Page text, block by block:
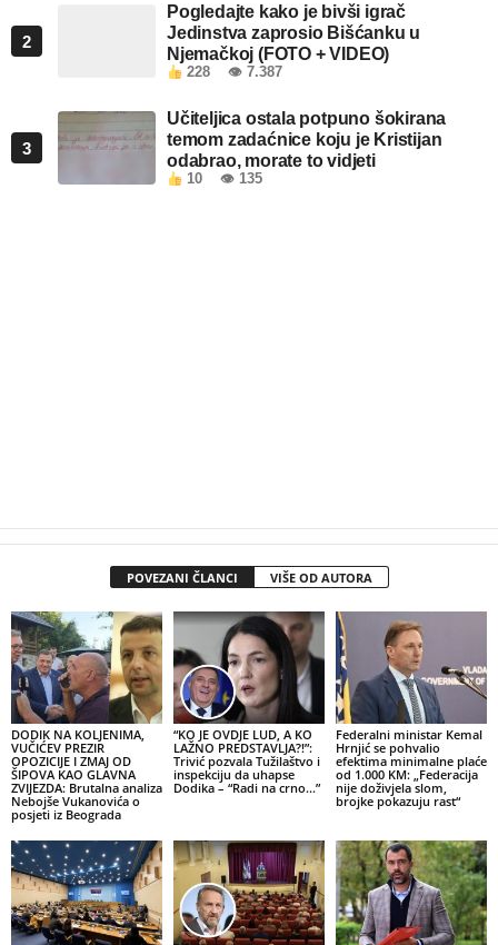
2
Pogledajte kako je bivši igrač
Jedinstva zaprosio Bišćanku u
Njemačkoj (FOTO + VIDEO)
228 👁 7.387
3
Učiteljica ostala potpuno šokirana
temom zadaćnice koju je Kristijan
odabrao, morate to vidjeti
10 👁 135
POVEZANI ČLANCI VIŠE OD AUTORA
DODIK NA KOLJENIMA,
VUČIĆEV PREZIR
OPOZICIJE I ZMAJ OD
ŠIPOVA KAO GLAVNA
ZVIJEZDA: Brutalna analiza
Nebojše Vukanovića o
posjeti iz Beograda
“KO JE OVDJE LUD, A KO
LAŽNO PREDSTAVLJA?!”:
Trivić pozvala Tužilaštvo i
inspekciju da uhapse
Dodika – “Radi na crno…”
Federalni ministar Kemal
Hrnjić se pohvalio
efektima minimalne plaće
od 1.000 KM: „Federacija
nije doživjela slom,
brojke pokazuju rast“